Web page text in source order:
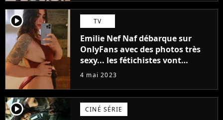
player2 TV
Emilie Nef Naf débarque sur
OnlyFans avec des photos très
sexy... les fétichistes vont
prendre leur pied !
4 mai 2023
player2 CINÉ SÉRIE